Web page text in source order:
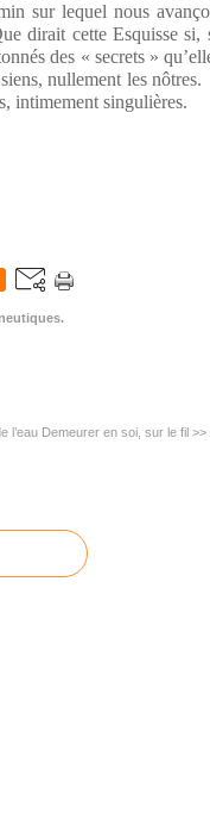
sur lequel nous
dirait cette Esquisse
des « secrets »
nullement les
intimement singulières.
l’eau Demeurer en soi, sur le fil >>